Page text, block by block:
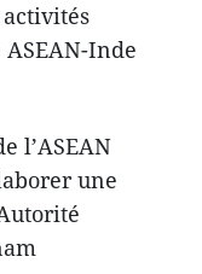
Inde
l’ASEAN
une